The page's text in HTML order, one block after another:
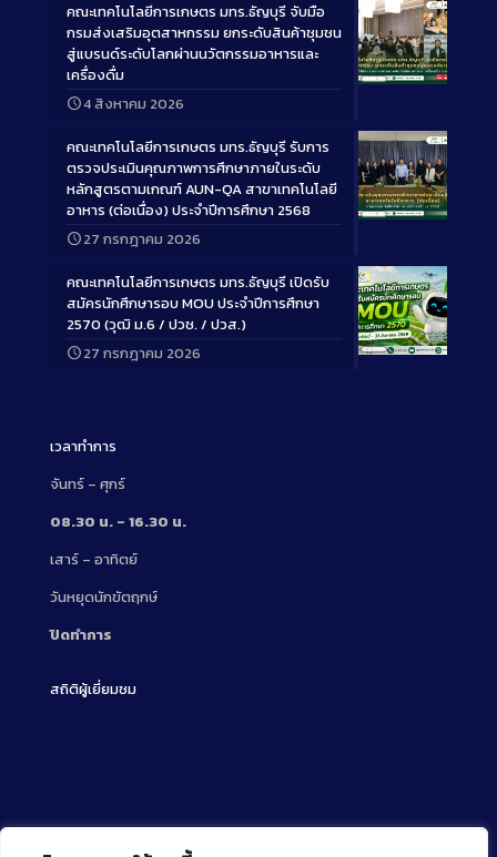
Long
คณะเทคโนโลยีการเกษตร มทร.ธัญบุรี จับมือ
กรมส่งเสริมอุตสาหกรรม ยกระดับสินค้าชุมชน
สู่แบรนด์ระดับโลกผ่านนวัตกรรมอาหารและ
เครื่องดื่ม
4 สิงหาคม 2026
Long
คณะเทคโนโลยีการเกษตร มทร.ธัญบุรี รับการ
ตรวจประเมินคุณภาพการศึกษาภายในระดับ
หลักสูตรตามเกณฑ์ AUN-QA สาขาเทคโนโลยี
อาหาร (ต่อเนื่อง) ประจำปีการศึกษา 2568
27 กรกฎาคม 2026
Long
คณะเทคโนโลยีการเกษตร มทร.ธัญบุรี เปิดรับ
สมัครนักศึกษารอบ MOU ประจำปีการศึกษา
2570 (วุฒิ ม.6 / ปวช. / ปวส.)
27 กรกฎาคม 2026
เวลาทำการ
จันทร์ – ศุกร์
08.30 น. – 16.30 น.
เสาร์ – อาทิตย์
วันหยุดนักขัตฤกษ์
ปิดทำการ
สถิติผู้เยี่ยมชม